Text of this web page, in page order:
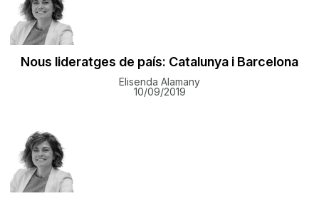
Nous lideratges de país: Catalunya i Barcelona
Elisenda Alamany
10/09/2019